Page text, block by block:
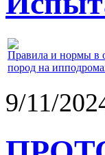
Правила и нормы в
пород на
9/11/